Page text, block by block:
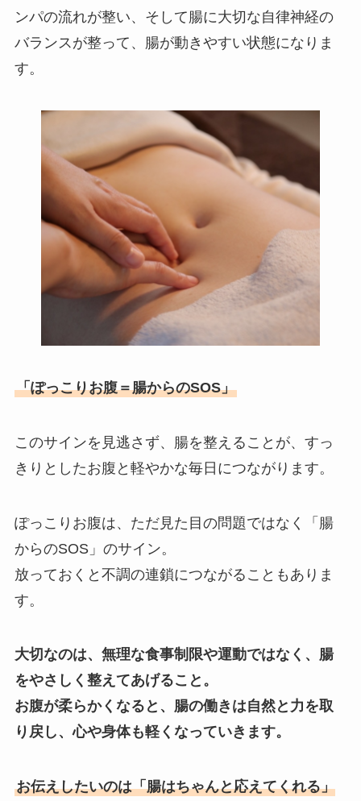
ンパの流れが整い、そして腸に大切な自律神経の
バランスが整って、腸が動きやすい状態になりま
す。
「ぽっこりお腹＝腸からのSOS」
このサインを見逃さず、腸を整えることが、すっ
きりとしたお腹と軽やかな毎日につながります。
ぽっこりお腹は、ただ見た目の問題ではなく「腸
からのSOS」のサイン。
放っておくと不調の連鎖につながることもありま
す。
大切なのは、無理な食事制限や運動ではなく、腸
をやさしく整えてあげること。
お腹が柔らかくなると、腸の働きは自然と力を取
り戻し、心や身体も軽くなっていきます。
お伝えしたいのは「腸はちゃんと応えてくれる」